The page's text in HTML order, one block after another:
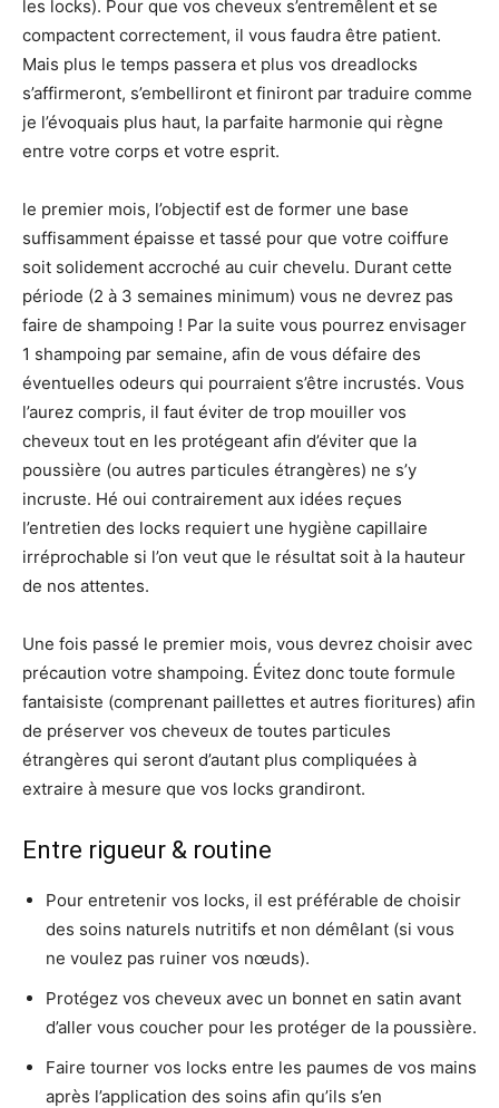
les locks). Pour que vos cheveux s’entremêlent et se
compactent correctement, il vous faudra être patient.
Mais plus le temps passera et plus vos dreadlocks
s’affirmeront, s’embelliront et finiront par traduire comme
je l’évoquais plus haut, la parfaite harmonie qui règne
entre votre corps et votre esprit.
le premier mois, l’objectif est de former une base
suffisamment épaisse et tassé pour que votre coiffure
soit solidement accroché au cuir chevelu. Durant cette
période (2 à 3 semaines minimum) vous ne devrez pas
faire de shampoing ! Par la suite vous pourrez envisager
1 shampoing par semaine, afin de vous défaire des
éventuelles odeurs qui pourraient s’être incrustés. Vous
l’aurez compris, il faut éviter de trop mouiller vos
cheveux tout en les protégeant afin d’éviter que la
poussière (ou autres particules étrangères) ne s’y
incruste. Hé oui contrairement aux idées reçues
l’entretien des locks requiert une hygiène capillaire
irréprochable si l’on veut que le résultat soit à la hauteur
de nos attentes.
Une fois passé le premier mois, vous devrez choisir avec
précaution votre shampoing. Évitez donc toute formule
fantaisiste (comprenant paillettes et autres fioritures) afin
de préserver vos cheveux de toutes particules
étrangères qui seront d’autant plus compliquées à
extraire à mesure que vos locks grandiront.
Entre rigueur & routine
Pour entretenir vos locks, il est préférable de choisir
des soins naturels nutritifs et non démêlant (si vous
ne voulez pas ruiner vos nœuds).
Protégez vos cheveux avec un bonnet en satin avant
d’aller vous coucher pour les protéger de la poussière.
Faire tourner vos locks entre les paumes de vos mains
après l’application des soins afin qu’ils s’en